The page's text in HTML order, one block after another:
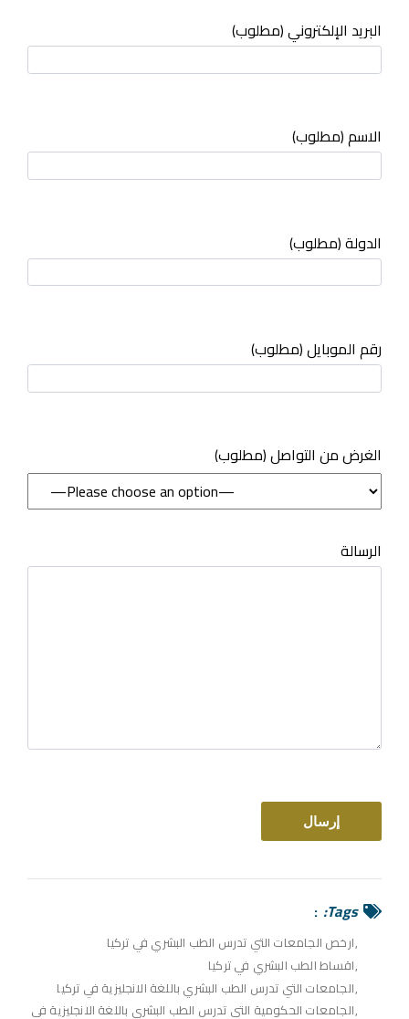
البريد الإلكتروني (مطلوب)
الاسم (مطلوب)
الدولة (مطلوب)
رقم الموبايل (مطلوب)
(مطلوب) الغرض من التواصل
الرسالة
Tags:
ارخص الجامعات التي تدرس الطب البشري في تركيا
اقساط الطب البشري في تركيا
الجامعات التي تدرس الطب البشري باللغة الانجليزية في تركيا
الجامعات الحكومية التي تدرس الطب البشري باللغة الانجليزية في